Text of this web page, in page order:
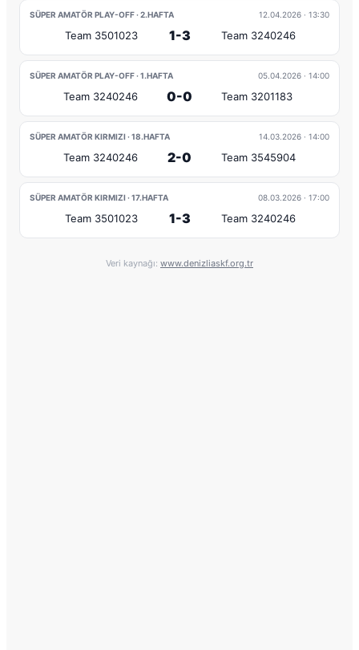
SÜPER AMATÖR PLAY-OFF · 2.HAFTA 12.04.2026 · 13:30
Team 3501023 1-3 Team 3240246
SÜPER AMATÖR PLAY-OFF · 1.HAFTA 05.04.2026 · 14:00
Team 3240246 0-0 Team 3201183
SÜPER AMATÖR KIRMIZI · 18.HAFTA 14.03.2026 · 14:00
Team 3240246 2-0 Team 3545904
SÜPER AMATÖR KIRMIZI · 17.HAFTA 08.03.2026 · 17:00
Team 3501023 1-3 Team 3240246
Veri kaynağı: www.denizliaskf.org.tr